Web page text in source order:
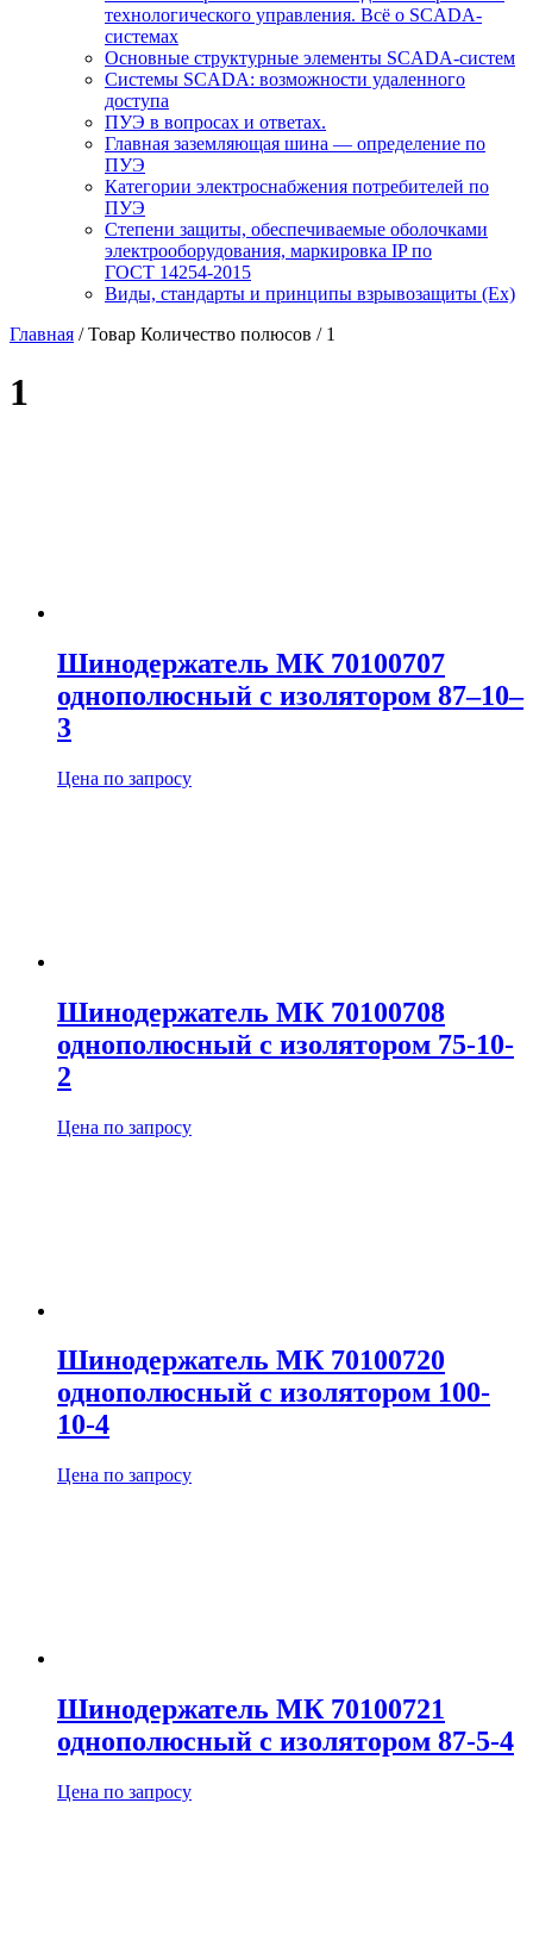
технологического управления. Всё о SCADA-
системах
Основные структурные элементы SCADA-систем
Системы SCADA: возможности удаленного
доступа
ПУЭ в вопросах и ответах.
Главная заземляющая шина — определение по
ПУЭ
Категории электроснабжения потребителей по
ПУЭ
Степени защиты, обеспечиваемые оболочками
электрооборудования, маркировка IP по
ГОСТ 14254-2015
Виды, стандарты и принципы взрывозащиты (Ex)
Главная / Товар Количество полюсов / 1
1
Шинодержатель МК 70100707
однополюсный с изолятором 87–10–
3
Цена по запросу
Шинодержатель МК 70100708
однополюсный с изолятором 75-10-
2
Цена по запросу
Шинодержатель МК 70100720
однополюсный с изолятором 100-
10-4
Цена по запросу
Шинодержатель МК 70100721
однополюсный с изолятором 87-5-4
Цена по запросу